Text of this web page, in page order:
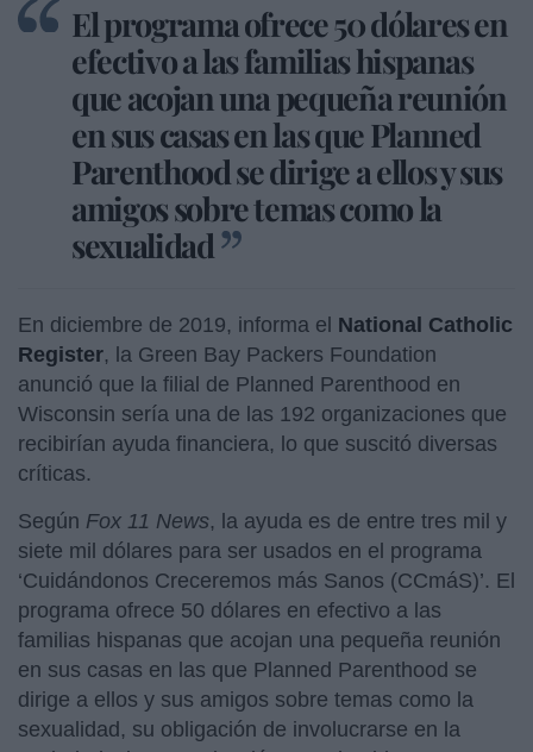
El programa ofrece 50 dólares en
efectivo a las familias hispanas
que acojan una pequeña reunión
en sus casas en las que Planned
Parenthood se dirige a ellos y sus
amigos sobre temas como la
sexualidad
En diciembre de 2019, informa el National Catholic
Register, la Green Bay Packers Foundation
anunció que la filial de Planned Parenthood en
Wisconsin sería una de las 192 organizaciones que
recibirían ayuda financiera, lo que suscitó diversas
críticas.
Según Fox 11 News, la ayuda es de entre tres mil y
siete mil dólares para ser usados en el programa
‘Cuidándonos Creceremos más Sanos (CCmáS)’. El
programa ofrece 50 dólares en efectivo a las
familias hispanas que acojan una pequeña reunión
en sus casas en las que Planned Parenthood se
dirige a ellos y sus amigos sobre temas como la
sexualidad, su obligación de involucrarse en la